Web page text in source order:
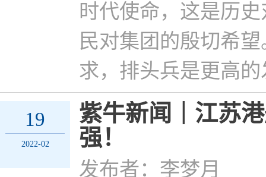
时代使命，这是历
民对集团的殷切希
求，排头兵是更高
19
2022-02
紫牛新闻｜江苏
强！
发布者：李梦月